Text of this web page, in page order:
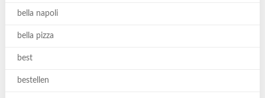
bella napoli
bella pizza
best
bestellen